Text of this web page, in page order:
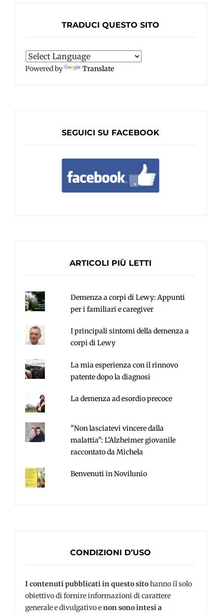
TRADUCI QUESTO SITO
Powered by Translate
SEGUICI SU FACEBOOK
ARTICOLI PIÙ LETTI
Demenza a corpi di Lewy: Appunti
per i familiari e caregiver
I principali sintomi della demenza a
corpi di Lewy
La mia esperienza con il rinnovo
patente dopo la diagnosi
La demenza ad esordio precoce
"Non lasciatevi vincere dalla
malattia": L'Alzheimer giovanile
raccontato da Michela
Benvenuti in Novilunio
CONDIZIONI D’USO
I contenuti pubblicati in questo sitohanno il solo
obiettivo di fornire informazioni di carattere
generale e divulgativo enon sono intesi a